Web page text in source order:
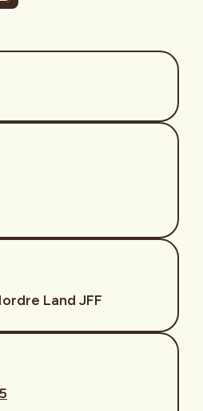
Land JFF